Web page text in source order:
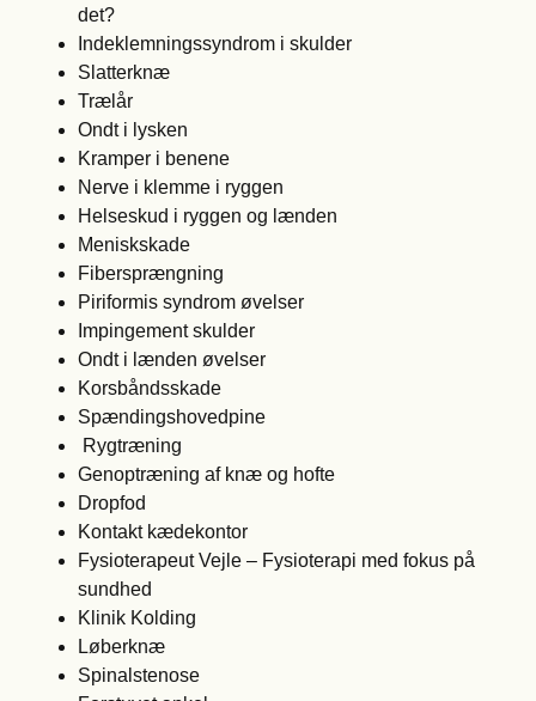
det?
Indeklemningssyndrom i skulder
Slatterknæ
Trælår
Ondt i lysken
Kramper i benene
Nerve i klemme i ryggen
Helseskud i ryggen og lænden
Meniskskade
Fibersprængning
Piriformis syndrom øvelser
Impingement skulder
Ondt i lænden øvelser
Korsbåndsskade
Spændingshovedpine
Rygtræning
Genoptræning af knæ og hofte
Dropfod
Kontakt kædekontor
Fysioterapeut Vejle – Fysioterapi med fokus på
sundhed
Klinik Kolding
Løberknæ
Spinalstenose